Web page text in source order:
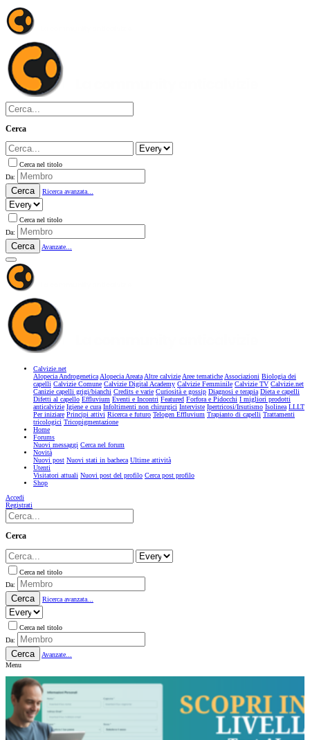
Cerca
Cerca nel titolo
Da:
Cerca Ricerca avanzata...
Cerca nel titolo
Da:
Cerca Avanzate...
Calvizie.net
Alopecia AndrogeneticaAlopecia AreataAltre calvizieAree tematicheAssociazioni Biologia dei
capelli Calvizie Comune Calvizie Digital Academy Calvizie Femminile Calvizie TV Calvizie.net
Canizie capelli grigi/bianchi Credits e varie Curiosità e gossip Diagnosi e terapia Dieta e capelli
Difetti al capello Effluvium Eventi e Incontri Featured Forfora e Pidocchi I migliori prodotti
anticalvizie Igiene e cura Infoltimenti non chirurgici Interviste Ipertricosi/Irsutismo Isolinea LLLT
Per iniziare Principi attivi Ricerca e futuro Telogen Effluvium Trapianto di capelli Trattamenti
tricologici Tricopigmentazione
Home
Forums
Nuovi messaggi Cerca nel forum
Novità
Nuovi post Nuovi stati in bacheca Ultime attività
Utenti
Visitatori attuali Nuovi post del profilo Cerca post profilo
Shop
Accedi
Registrati
Cerca
Cerca nel titolo
Da:
Cerca Ricerca avanzata...
Cerca nel titolo
Da:
Cerca
Avanzate...
Menu